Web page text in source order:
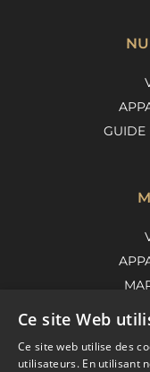
GUIDE
Ce site Web
Ce site web utilise des
utilisateurs. En utilisant